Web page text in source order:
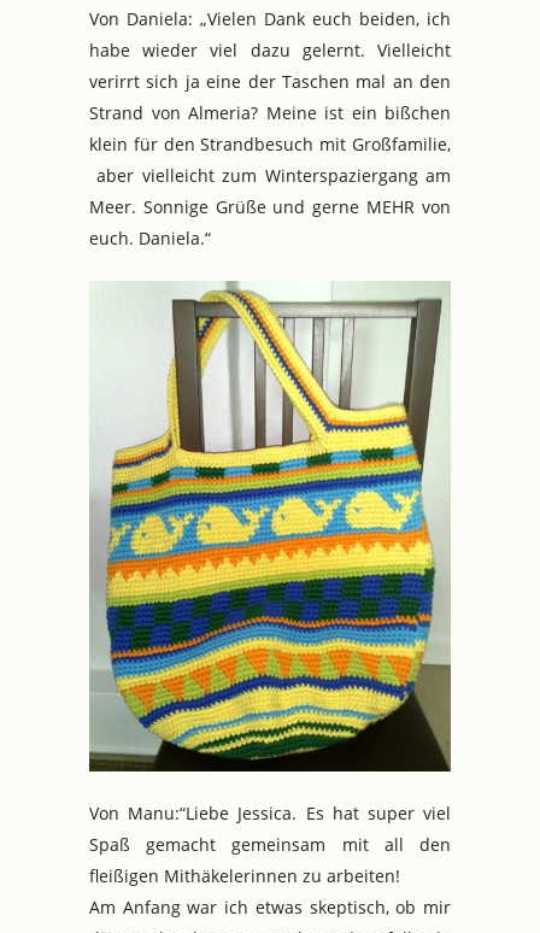
Von Daniela: „Vielen Dank euch beiden, ich
habe wieder viel dazu gelernt. Vielleicht
verirrt sich ja eine der Taschen mal an den
Strand von Almeria? Meine ist ein bißchen
klein für den Strandbesuch mit Großfamilie,
aber vielleicht zum Winterspaziergang am
Meer. Sonnige Grüße und gerne MEHR von
euch. Daniela.“
Von Manu:“Liebe Jessica. Es hat super viel
Spaß gemacht gemeinsam mit all den
fleißigen Mithäkelerinnen zu arbeiten!
Am Anfang war ich etwas skeptisch, ob mir